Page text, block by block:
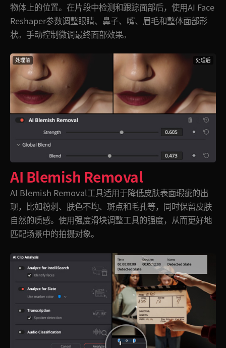
物体上的位置。在片段中检测和跟踪面部后，使用AI Face
Reshaper参数调整眼睛、鼻子、嘴、眉毛和整体面部形
状。手动控制微调最终面部效果。
处理前 处理后
AI Blemish Removal
AI Blemish Removal工具适用于降低皮肤表面瑕疵的出
现，比如粉刺、肤色不均、斑点和毛孔等，同时保留皮肤
自然的质感。使用强度滑块调整工具的强度，从而更好地
匹配场景中的拍摄对象。